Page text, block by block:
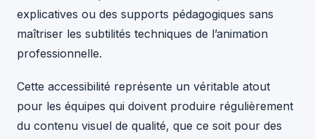
explicatives ou des supports pédagogiques sans
maîtriser les subtilités techniques de l’animation
professionnelle.
Cette accessibilité représente un véritable atout
pour les équipes qui doivent produire régulièrement
du contenu visuel de qualité, que ce soit pour des